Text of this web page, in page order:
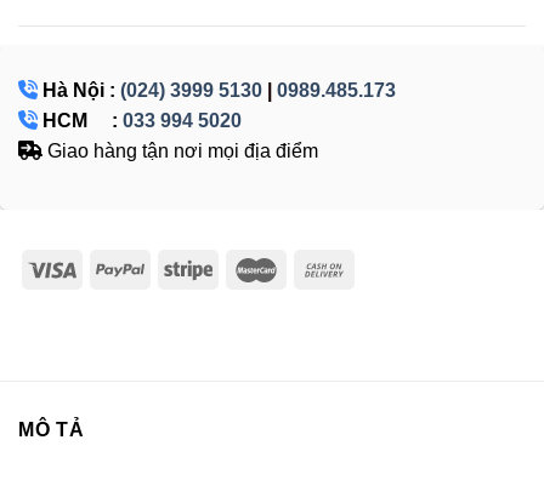
Hà Nội : (024) 3999 5130
0989.485.173
HCM : 033 994 5020
Giao hàng tận nơi mọi địa điểm
MÔ TẢ